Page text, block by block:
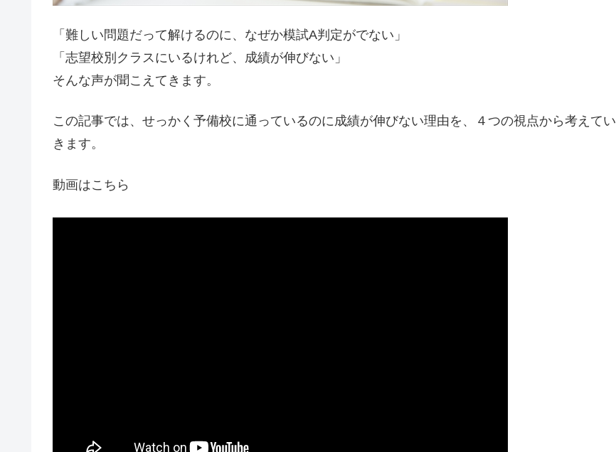
「難しい問題だって解けるのに、なぜか模試A判定がでない」
「志望校別クラスにいるけれど、成績が伸びない」
そんな声が聞こえてきます。
この記事では、せっかく予備校に通っているのに成績が伸びない理由を、４つの視点から考えてい
きます。
動画はこちら